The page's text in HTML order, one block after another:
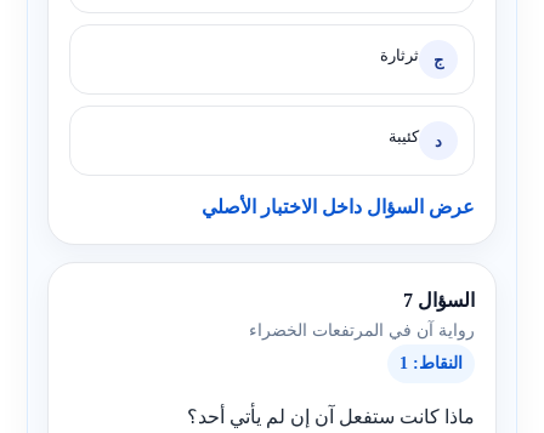
ج ثرثارة
د كئيبة
عرض السؤال داخل الاختبار الأصلي
السؤال 7
رواية آن في المرتفعات الخضراء
النقاط: 1
ماذا كانت ستفعل آن إن لم يأتي أحد؟